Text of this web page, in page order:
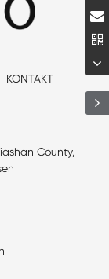
KONTAKT
County,